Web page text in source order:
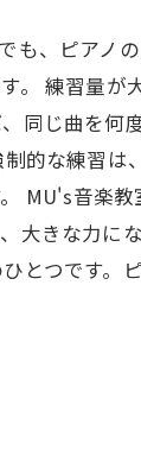
も、ピアノ
。 練習量
同じ曲を何
的な練習は
MU's音楽
大きな力に
とつです。